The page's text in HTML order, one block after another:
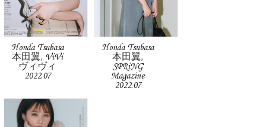
Honda Tsubasa
本田翼, ViVi
ヴィヴィ
2022.07
Honda Tsubasa
本田翼,
SPRiNG
Magazine
2022.07